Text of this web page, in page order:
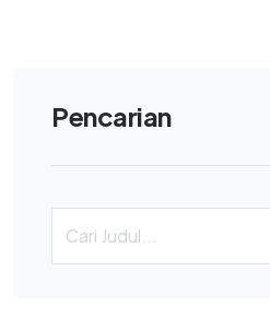
Pencarian